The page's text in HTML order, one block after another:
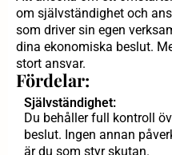
om självständighet och
som driver sin egen
dina ekonomiska beslut.
stort ansvar.
Fördelar:
Självständighet:
Du behåller full kontroll
beslut. Ingen annan
är du som styr skutan.